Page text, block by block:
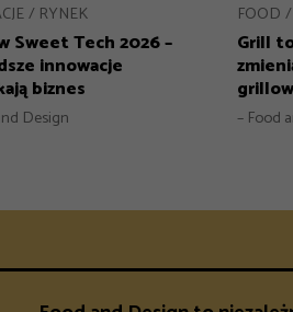
RYNEK
Sweet Tech 2026 –
innowacje
biznes
Design
FOOD
Grill
– Food